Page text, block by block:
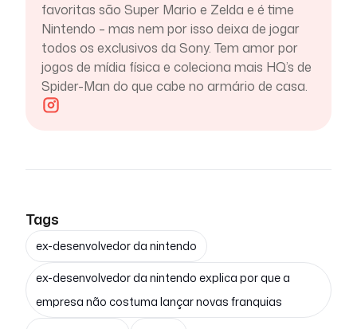
favoritas são Super Mario e Zelda e é time
Nintendo – mas nem por isso deixa de jogar
todos os exclusivos da Sony. Tem amor por
jogos de mídia física e coleciona mais HQ’s de
Spider-Man do que cabe no armário de casa.
Tags
ex-desenvolvedor da nintendo
ex-desenvolvedor da nintendo explica por que a
empresa não costuma lançar novas franquias